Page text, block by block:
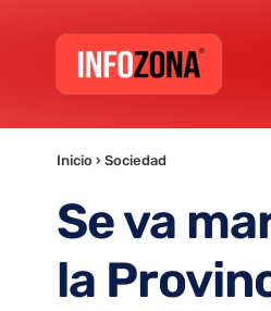
Inicio › Sociedad
Se va
la